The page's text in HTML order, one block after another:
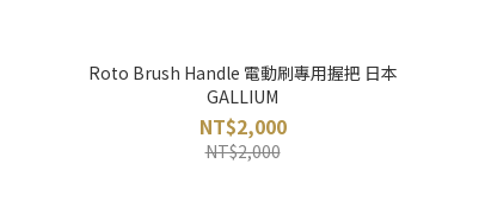
Roto Brush Handle 電動刷專用握把 日本
GALLIUM
NT$2,000
NT$2,000